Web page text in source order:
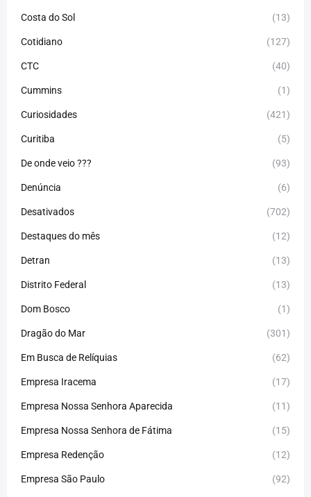
Costa do Sol (13)
Cotidiano (127)
CTC (40)
Cummins (1)
Curiosidades (421)
Curitiba (5)
De onde veio ??? (93)
Denúncia (6)
Desativados (702)
Destaques do mês (12)
Detran (13)
Distrito Federal (13)
Dom Bosco (1)
Dragão do Mar (301)
Em Busca de Relíquias (62)
Empresa Iracema (17)
Empresa Nossa Senhora Aparecida (11)
Empresa Nossa Senhora de Fátima (15)
Empresa Redenção (12)
Empresa São Paulo (92)